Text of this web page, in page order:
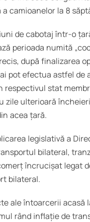
camioanelor la 8
de cabotaj într-o
perioada numită
după finalizarea
pot efectua astfel de
respectivul stat
zile ulterioară
acea țară.
legislativă a
bilateral,
încrucișat legat
bilateral.
ale întoarcerii acasă
rând inflație de